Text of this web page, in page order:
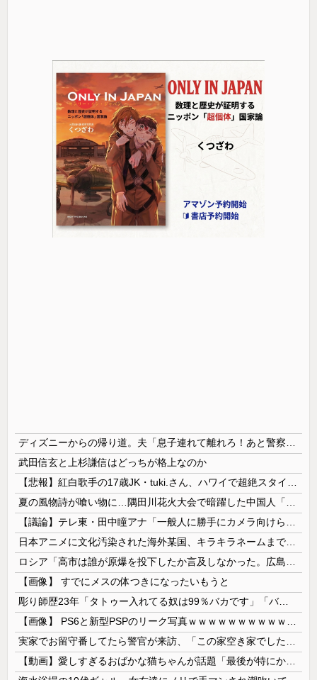
武田信玄と上杉謙信はどっちが格上なのか
【画像】 すでにメスの体つきになったいもうと
彫り師歴23年「タトゥー入れてる奴は99％バカです」「バカは5000円が好き」無断キャンセル、挨拶できない、金がない…客層をぶっちゃけ